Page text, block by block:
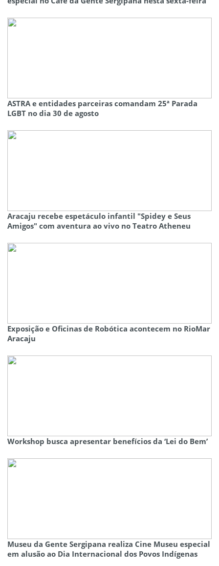
ASTRA e entidades parceiras comandam 25ª Parada
LGBT no dia 30 de agosto
Aracaju recebe espetáculo infantil "Spidey e Seus
Amigos" com aventura ao vivo no Teatro Atheneu
Exposição e Oficinas de Robótica acontecem no RioMar
Aracaju
Workshop busca apresentar benefícios da ‘Lei do Bem’
Museu da Gente Sergipana realiza Cine Museu especial
em alusão ao Dia Internacional dos Povos Indígenas